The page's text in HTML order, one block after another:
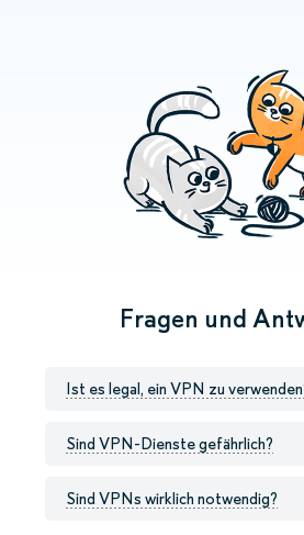
Fragen und
Ist es legal, ein VPN zu
Sind VPN-Dienste gefährlich?
Sind VPNs wirklich notwendig?